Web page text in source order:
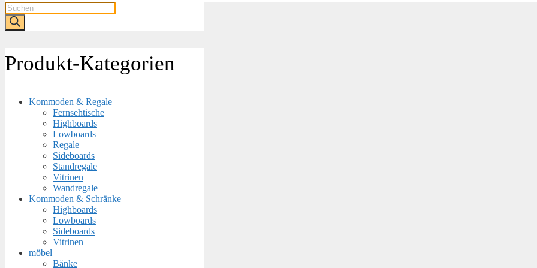
Products
search
Produkt-Kategorien
Kommoden & Regale
Fernsehtische
Highboards
Lowboards
Regale
Sideboards
Standregale
Vitrinen
Wandregale
Kommoden & Schränke
Highboards
Lowboards
Sideboards
Vitrinen
möbel
Bänke